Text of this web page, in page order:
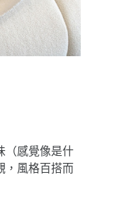
（感覺像是什
，風格百搭而